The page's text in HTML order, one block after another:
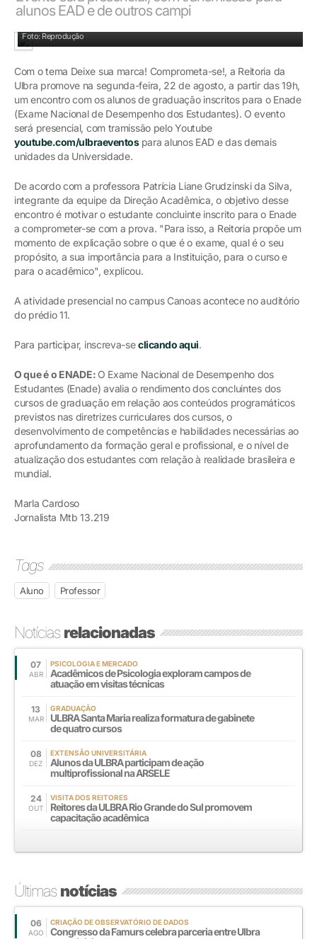
alunos EAD e de outros campi
Foto: Reprodução
Com o tema Deixe sua marca! Comprometa-se!, a Reitoria da
Ulbra promove na segunda-feira, 22 de agosto, a partir das 19h,
um encontro com os alunos de graduação inscritos para o Enade
(Exame Nacional de Desempenho dos Estudantes). O evento
será presencial, com tramissão pelo Youtube
youtube.com/ulbraeventospara alunos EAD e das demais
unidades da Universidade.
De acordo com a professora Patrícia Liane Grudzinski da Silva,
integrante da equipe da Direção Acadêmica, o objetivo desse
encontro é motivar o estudante concluinte inscrito para o Enade
a comprometer-se com a prova. "Para isso, a Reitoria propõe um
momento de explicação sobre o que é o exame, qual é o seu
propósito, a sua importância para a Instituição, para o curso e
para o acadêmico", explicou.
A atividade presencial no campus Canoas acontece no auditório
do prédio 11.
Para participar, inscreva-seclicando aqui.
O que é o ENADE: O Exame Nacional de Desempenho dos
Estudantes (Enade) avalia o rendimento dos concluintes dos
cursos de graduação em relação aos conteúdos programáticos
previstos nas diretrizes curriculares dos cursos, o
desenvolvimento de competências e habilidades necessárias ao
aprofundamento da formação geral e profissional, e o nível de
atualização dos estudantes com relação à realidade brasileira e
mundial.
Marla Cardoso
Jornalista Mtb 13.219
Tags
Aluno Professor
Notíciasrelacionadas
07
ABR
PSICOLOGIA E MERCADO
Acadêmicos de Psicologia exploram campos de
atuação em visitas técnicas
13
MAR
GRADUAÇÃO
ULBRA Santa Maria realiza formatura de gabinete
de quatro cursos
08
DEZ
EXTENSÃO UNIVERSITÁRIA
Alunos da ULBRA participam de ação
multiprofissional na ARSELE
24
OUT
VISITA DOS REITORES
Reitores da ULBRA Rio Grande do Sul promovem
capacitação acadêmica
Últimasnotícias
06
AGO
CRIAÇÃO DE OBSERVATÓRIO DE DADOS
Congresso da Famurs celebra parceria entre Ulbra